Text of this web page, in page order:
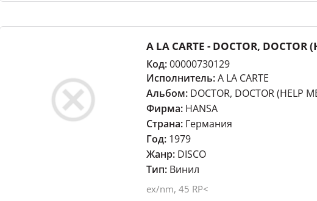
A LA CARTE - DOCTOR, DOCTOR
Код:00000730129
Исполнитель:A LA CARTE
Альбом: DOCTOR, DOCTOR (HELP
Фирма: HANSA
Страна: Германия
Год: 1979
Жанр: DISCO
Тип: Винил
ex/nm, 45 RP<